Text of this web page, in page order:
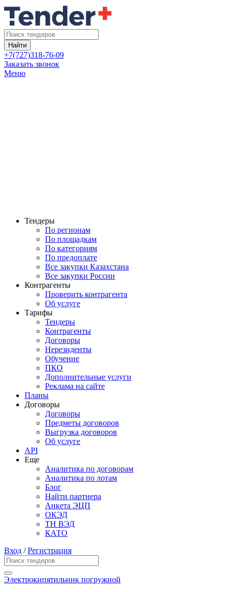
Найти
+7(727)318-76-09
Заказать звонок
Меню
Тендеры
По регионам
По площадкам
По категориям
По предоплате
Все закупки Казахстана
Все закупки России
Контрагенты
Проверить контрагента
Об услуге
Тарифы
Тендеры
Контрагенты
Договоры
Нерезиденты
Обучение
ПКО
Дополнительные услуги
Реклама на сайте
Планы
Договоры
Договоры
Предметы договоров
Выгрузка договоров
Об услуге
API
Еще
Аналитика по договорам
Аналитика по лотам
Блог
Найти партнера
Анкета ЭЦП
ОКЭД
ТН ВЭД
КАТО
Вход /Регистрация
Электрокипятильник погружной